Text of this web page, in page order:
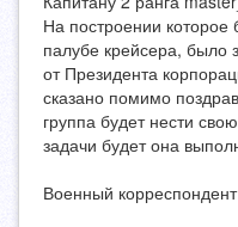
На построении
палубе крейсера, было
от Президента
сказано помимо
группа будет нести
задачи будет она
Военный